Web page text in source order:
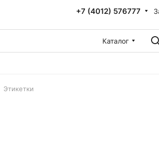
+7 (4012) 576777
Каталог
Этикетки